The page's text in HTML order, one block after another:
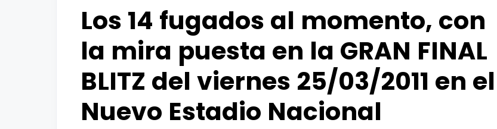
Los 14 fugados al momento, con
la mira puesta en la GRAN FINAL
BLITZ del viernes 25/03/2011 en el
Nuevo Estadio Nacional